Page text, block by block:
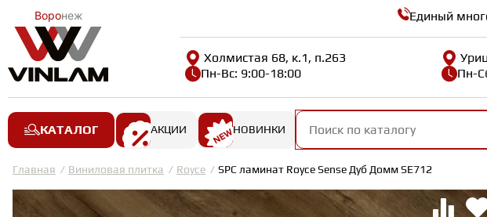
Воронеж Единый
Холмистая 68, к.1, п.263
Пн-Вс: 9:00-18:00
Пн-
КАТАЛОГ АКЦИИ НОВИНКИ
Главная Виниловая плитка Royce SPC ламинат Royce Sense Дуб Домм SE712